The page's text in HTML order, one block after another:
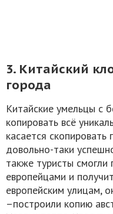
3. Китайский
города
Китайские умельцы с
копировать всё
касается
довольно-таки
также туристы смогли
европейцами и
европейским улицам,
–построили копию